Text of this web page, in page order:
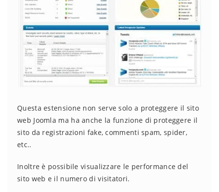
Questa estensione non serve solo a proteggere il sito
web Joomla ma ha anche la funzione di proteggere il
sito da registrazioni fake, commenti spam, spider,
etc..
Inoltre è possibile visualizzare le performance del
sito web e il numero di visitatori.